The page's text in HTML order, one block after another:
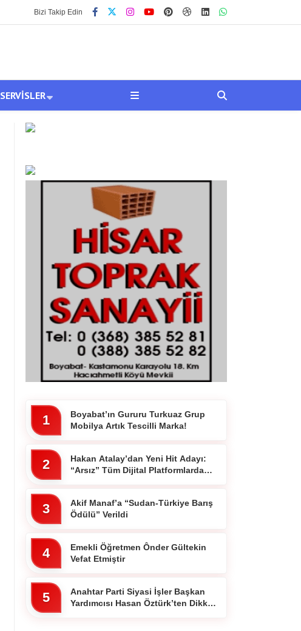
Bizi Takip Edin
SERVISLER
1
Boyabat’ın Gururu Turkuaz Grup
Mobilya Artık Tescilli Marka!
2
Hakan Atalay’dan Yeni Hit Adayı:
“Arsız” Tüm Dijital Platformlarda
3
Akif Manaf’a “Sudan-Türkiye Barış
Ödülü” Verildi
4
Emekli Öğretmen Ônder Gültekin
Vefat Etmiştir
5
Anahtar Parti Siyasi İşler Başkan
Yardımcısı Hasan Öztürk’ten Dikkat